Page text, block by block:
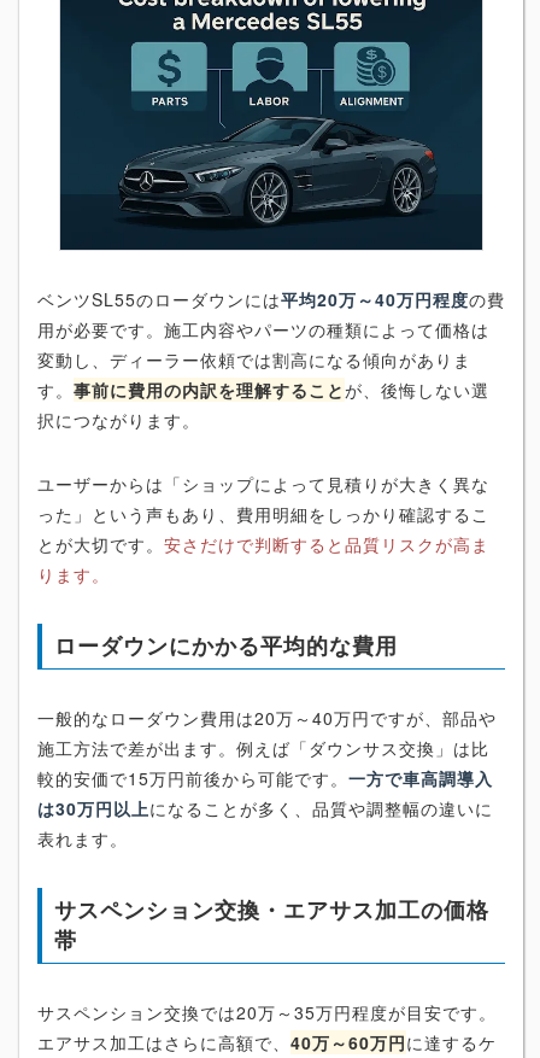
ベンツSL55のローダウンには平均20万～40万円程度の費
用が必要です。施工内容やパーツの種類によって価格は
変動し、ディーラー依頼では割高になる傾向がありま
す。 事前に費用の内訳を理解することが、後悔しない選
択につながります。
ユーザーからは「ショップによって見積りが大きく異な
った」という声もあり、費用明細をしっかり確認するこ
とが大切です。 安さだけで判断すると品質リスクが高ま
ります。
ローダウンにかかる平均的な費用
一般的なローダウン費用は20万～40万円ですが、部品や
施工方法で差が出ます。例えば「ダウンサス交換」は比
較的安価で15万円前後から可能です。 一方で車高調導入
は30万円以上になることが多く、品質や調整幅の違いに
表れます。
サスペンション交換・エアサス加工の価格
帯
サスペンション交換では20万～35万円程度が目安です。
エアサス加工はさらに高額で、 40万～60万円に達するケ